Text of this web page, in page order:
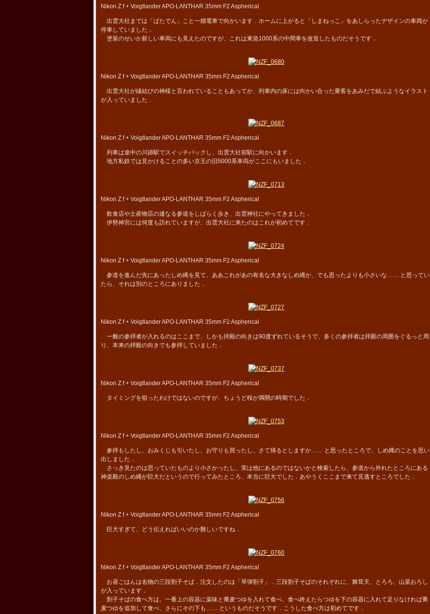
Nikon Z f + Voigtlander APO-LANTHAR 35mm F2 Aspherical
出雲大社までは「ばたでん」こと一畑電車で向かいます．ホームに上がると「しまねっこ」をあしらったデザインの車両が
停車していました．
塗装のせいか新しい車両にも見えたのですが、これは東急1000系の中間車を改造したものだそうです．
Nikon Z f + Voigtlander APO-LANTHAR 35mm F2 Aspherical
出雲大社が縁結びの神様と言われていることもあってか、列車内の床には向かい合った乗客をあみだで結ぶようなイラスト
が入っていました．
Nikon Z f + Voigtlander APO-LANTHAR 35mm F2 Aspherical
列車は途中の川跡駅でスイッチバックし、出雲大社前駅に向かいます．
地方私鉄では見かけることの多い京王の旧5000系車両がここにもいました．
Nikon Z f + Voigtlander APO-LANTHAR 35mm F2 Aspherical
飲食店や土産物店の連なる参道をしばらく歩き、出雲神社にやってきました．
伊勢神宮には何度も訪れていますが、出雲大社に来たのはこれが初めてです．
Nikon Z f + Voigtlander APO-LANTHAR 35mm F2 Aspherical
参道を進んだ先にあったしめ縄を見て、ああこれがあの有名な大きなしめ縄か、でも思ったよりも小さいな…… と思ってい
たら、それは別のところにありました．
Nikon Z f + Voigtlander APO-LANTHAR 35mm F2 Aspherical
一般の参拝者が入れるのはここまで、しかも拝殿の向きは90度ずれているそうで、多くの参拝者は拝殿の周囲をぐるっと周
り、本来の拝殿の向きでも参拝していました．
Nikon Z f + Voigtlander APO-LANTHAR 35mm F2 Aspherical
タイミングを狙ったわけではないのですが、ちょうど桜が満開の時期でした．
Nikon Z f + Voigtlander APO-LANTHAR 35mm F2 Aspherical
参拝もしたし、おみくじも引いたし、お守りも買ったし、さて帰るとしますか…… と思ったところで、しめ縄のことを思い
出しました．
さっき見たのは思っていたものより小さかったし、実は他にあるのではないかと検索したら、参道から外れたところにある
神楽殿のしめ縄が巨大だというので行ってみたところ、本当に巨大でした．あやうくここまで来て見逃すところでした．
Nikon Z f + Voigtlander APO-LANTHAR 35mm F2 Aspherical
巨大すぎて、どう伝えればいいのか難しいですね．
Nikon Z f + Voigtlander APO-LANTHAR 35mm F2 Aspherical
お昼ごはんは名物の三段割子そば．注文したのは「琴弾割子」．三段割子そばのそれぞれに、舞茸天、とろろ、山菜おろし
が入っています．
割子そばの食べ方は、一番上の容器に薬味と蕎麦つゆを入れて食べ、食べ終えたらつゆを下の容器に入れて足りなければ蕎
麦つゆを追加して食べ、さらにその下も…… というものだそうです．こうした食べ方は初めてです．